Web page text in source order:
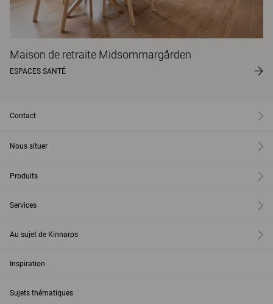
Maison de retraite Midsommargården
ESPACES SANTÉ
Contact
Nous situer
Produits
Services
Au sujet de Kinnarps
Inspiration
Sujets thématiques